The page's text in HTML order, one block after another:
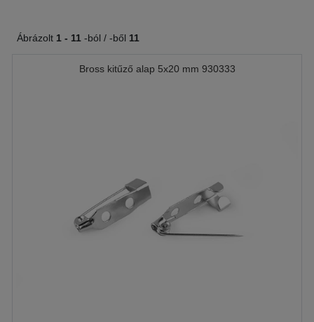
Ábrázolt 1 - 11 -ból / -ből 11
Bross kitűző alap 5x20 mm 930333